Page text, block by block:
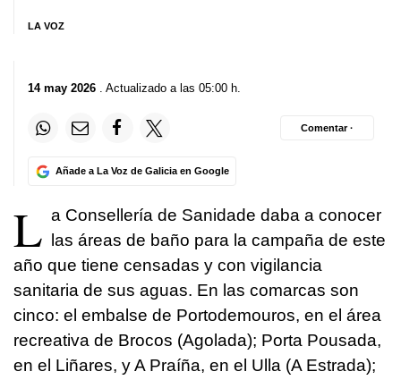
LA VOZ
14 may 2026 . Actualizado a las 05:00 h.
Añade a La Voz de Galicia en Google
Comentar ·
L a Consellería de Sanidade daba a conocer
las áreas de baño para la campaña de este
año que tiene censadas y con vigilancia
sanitaria de sus aguas. En las comarcas son
cinco: el embalse de Portodemouros, en el área
recreativa de Brocos (Agolada); Porta Pousada,
en el Liñares, y A Praíña, en el Ulla (A Estrada);